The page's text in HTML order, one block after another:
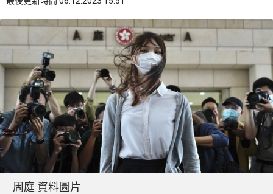
周庭 資料圖片